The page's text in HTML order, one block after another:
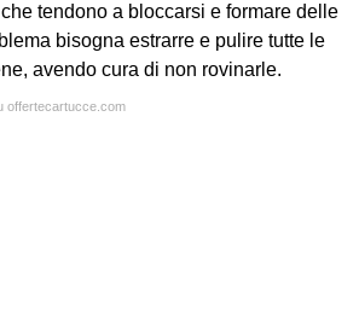
tendono a bloccarsi e formare delle
bisogna estrarre e pulire tutte le
avendo cura di non rovinarle.
offertecartucce.com